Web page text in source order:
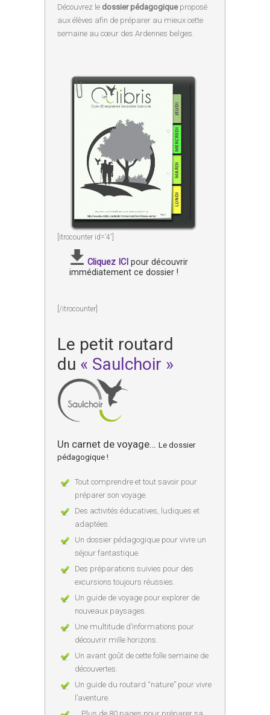
Découvrez le dossier pédagogiqueproposé
aux élèves afin de préparer au mieux cette
semaine au cœur des Ardennes belges.
[itrocounter id=’4′]
Cliquez ICI pour découvrir
immédiatement ce dossier !
[/itrocounter]
Le petit routard
du « Saulchoir »
Un carnet de voyage… Le dossier
pédagogique !
Tout comprendre et tout savoir pour
préparer son voyage.
Des activités éducatives, ludiques et
adaptées.
Un dossier pédagogique pour vivre un
séjour fantastique.
Des préparations suivies pour des
excursions toujours réussies.
Un guide de voyage pour explorer de
nouveaux paysages.
Une multitude d’informations pour
découvrir mille horizons.
Un avant goût de cette folle semaine de
découvertes.
Un guide du routard “nature” pour vivre
l’aventure.